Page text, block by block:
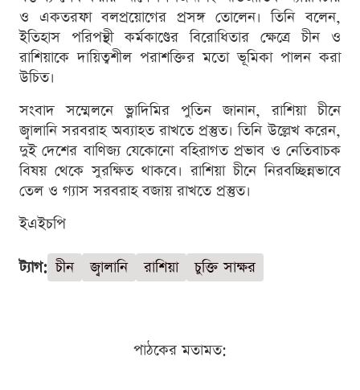
ও একতরফা বলপ্রয়োগের প্রসঙ্গ তোলেন। তিনি বলেন,
ইতিহাস পরিপন্থী কর্মকাণ্ডের বিরোধিতার ক্ষেত্রে চীন ও
রাশিয়াকে দায়িত্বশীল পরাশক্তির মতো ভূমিকা পালন করা
উচিত।
সংবাদ সম্মেলনে ভ্লাদিমির পুতিন জানান, রাশিয়া চীনে
জ্বালানি সরবরাহ অব্যাহত রাখতে প্রস্তুত। তিনি উল্লেখ করেন,
দুই দেশের বাণিজ্য যেকোনো বহিরাগত প্রভাব ও নেতিবাচক
বিষয় থেকে সুরক্ষিত থাকবে। রাশিয়া চীনে নিরবচ্ছিন্নভাবে
তেল ও গ্যাস সরবরাহ বজায় রাখতে প্রস্তুত।
ইএইচপি
ট্যাগ: চীন জ্বালানি রাশিয়া চুক্তি সাক্ষর
পাঠকের মতামত: